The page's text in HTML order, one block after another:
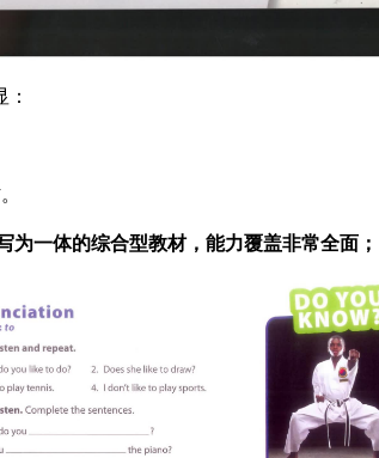
为一体的综合型教材， 能力覆盖非常全面；